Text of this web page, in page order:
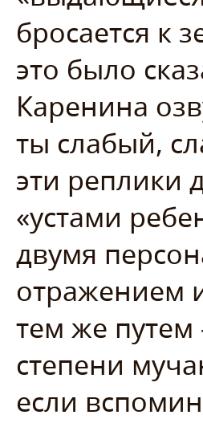
бросается к
это было
Каренина
ты слабый,
эти реплики
«устами
двумя
отражением
тем же
степени
если